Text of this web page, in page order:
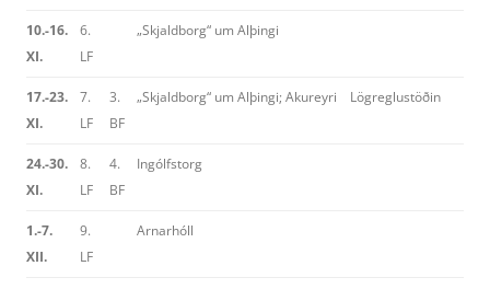
10.-16.
XI.
6.
LF
„Skjaldborg“ um Alþingi
17.-23.
XI.
7.
LF
3.
BF
„Skjaldborg“ um Alþingi; Akureyri Lögreglustöðin
24.-30.
XI.
8.
LF
4.
BF
Ingólfstorg
1.-7.
XII.
9.
LF
Arnarhóll